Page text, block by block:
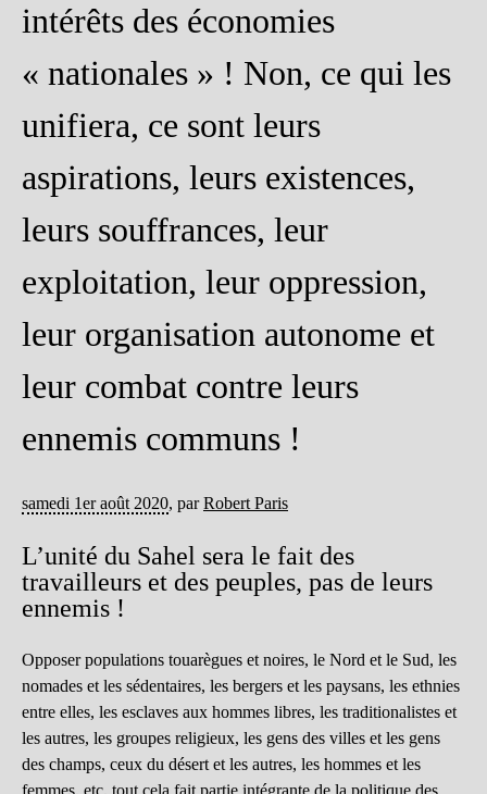
intérêts des économies
« nationales » ! Non, ce qui les
unifiera, ce sont leurs
aspirations, leurs existences,
leurs souffrances, leur
exploitation, leur oppression,
leur organisation autonome et
leur combat contre leurs
ennemis communs !
samedi 1er août 2020, parRobert Paris
L’unité du Sahel sera le fait des
travailleurs et des peuples, pas de leurs
ennemis !
Opposer populations touarègues et noires, le Nord et le Sud, les
nomades et les sédentaires, les bergers et les paysans, les ethnies
entre elles, les esclaves aux hommes libres, les traditionalistes et
les autres, les groupes religieux, les gens des villes et les gens
des champs, ceux du désert et les autres, les hommes et les